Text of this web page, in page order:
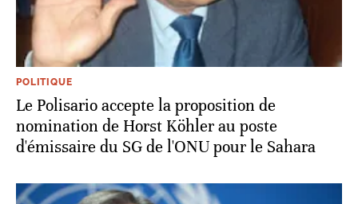
POLITIQUE
Le Polisario accepte la proposition de
nomination de Horst Köhler au poste
d'émissaire du SG de l'ONU pour le Sahara